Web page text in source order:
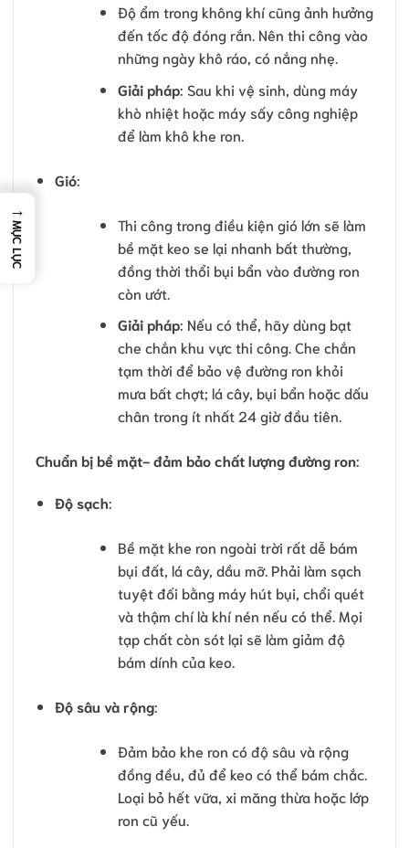
Độ ẩm trong không khí cũng ảnh hưởng
đến tốc độ đóng rắn. Nên thi công vào
những ngày khô ráo, có nắng nhẹ.
Giải pháp: Sau khi vệ sinh, dùng máy
khò nhiệt hoặc máy sấy công nghiệp
để làm khô khe ron.
Gió:
Thi công trong điều kiện gió lớn sẽ làm
bề mặt keo se lại nhanh bất thường,
đồng thời thổi bụi bẩn vào đường ron
còn ướt.
Giải pháp: Nếu có thể, hãy dùng bạt
che chắn khu vực thi công. Che chắn
tạm thời để bảo vệ đường ron khỏi
mưa bất chợt; lá cây, bụi bẩn hoặc dấu
chân trong ít nhất 24 giờ đầu tiên.
Chuẩn bị bề mặt- đảm bảo chất lượng đường ron:
Độ sạch:
Bề mặt khe ron ngoài trời rất dễ bám
bụi đất, lá cây, dầu mỡ. Phải làm sạch
tuyệt đối bằng máy hút bụi, chổi quét
và thậm chí là khí nén nếu có thể. Mọi
tạp chất còn sót lại sẽ làm giảm độ
bám dính của keo.
Độ sâu và rộng:
Đảm bảo khe ron có độ sâu và rộng
đồng đều, đủ để keo có thể bám chắc.
Loại bỏ hết vữa, xi măng thừa hoặc lớp
ron cũ yếu.
→
MỤC LỤC